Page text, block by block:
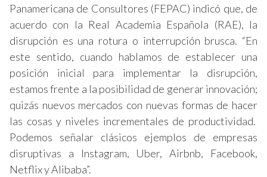
Panamericana de Consultores (FEPAC) indicó que, de
acuerdo con la Real Academia Española (RAE), la
disrupción es una rotura o interrupción brusca. “En
este sentido, cuando hablamos de establecer una
posición inicial para implementar la disrupción,
estamos frente a la posibilidad de generar innovación;
quizás nuevos mercados con nuevas formas de hacer
las cosas y niveles incrementales de productividad.
Podemos señalar clásicos ejemplos de empresas
disruptivas a Instagram, Uber, Airbnb, Facebook,
Netflix y Alibaba”.